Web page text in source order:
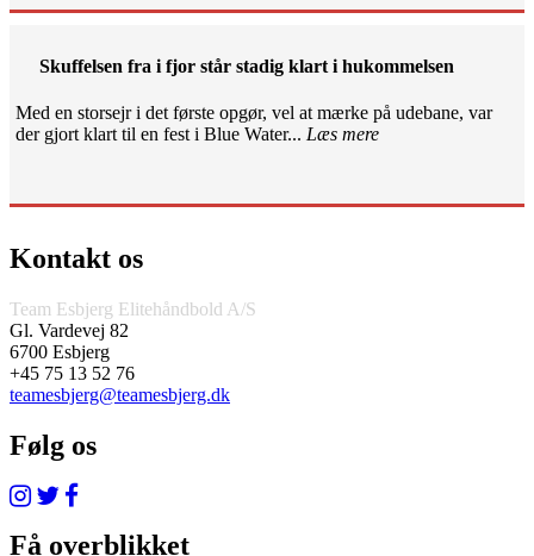
Skuffelsen fra i fjor står stadig klart i hukommelsen
Med en storsejr i det første opgør, vel at mærke på udebane, var
der gjort klart til en fest i Blue Water... Læs mere
Kontakt os
Team Esbjerg Elitehåndbold A/S
Gl. Vardevej 82
6700 Esbjerg
+45 75 13 52 76
teamesbjerg@teamesbjerg.dk
Følg os
Få overblikket